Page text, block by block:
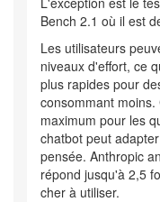
Bench 2.1 où il est
Les utilisateurs
niveaux d'effort, ce
plus rapides pour
consommant
maximum pour les
chatbot peut
pensée. Anthropic
répond jusqu'à 2,5
cher à utiliser.